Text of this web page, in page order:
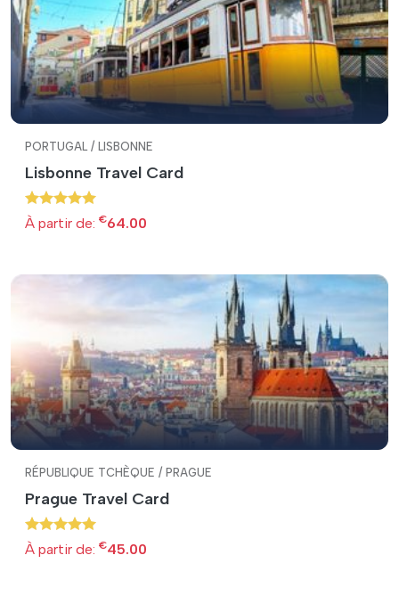
PORTUGAL / LISBONNE
Lisbonne Travel Card
À partir de: €64.00
RÉPUBLIQUE TCHÈQUE / PRAGUE
Prague Travel Card
À partir de: €45.00